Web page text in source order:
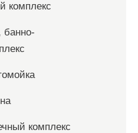
комплекс
комплекс